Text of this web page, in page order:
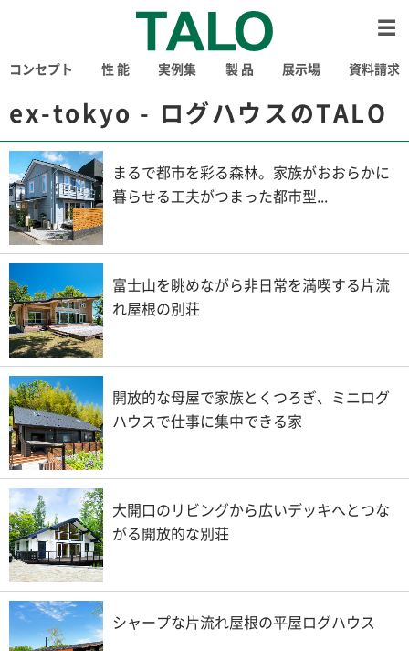
コンセプト 性 能 実例集 製 品 展示場 資料請求
ex-tokyo - ログハウスのTALO
まるで都市を彩る森林。家族がおおらかに
暮らせる工夫がつまった都市型...
富士山を眺めながら非日常を満喫する片流
れ屋根の別荘
開放的な母屋で家族とくつろぎ、ミニログ
ハウスで仕事に集中できる家
大開口のリビングから広いデッキへとつな
がる開放的な別荘
シャープな片流れ屋根の平屋ログハウス